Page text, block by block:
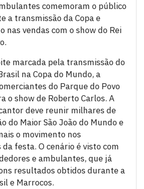
comemoram o público
a transmissão da Copa e
nas vendas com o show do Rei
marcada pela transmissão do
na Copa do Mundo, a
do Parque do Povo
o show de Roberto Carlos. A
deve reunir milhares de
do Maior São João do Mundo e
o movimento nos
festa. O cenário é visto com
e ambulantes, que já
resultados obtidos durante a
e Marrocos.